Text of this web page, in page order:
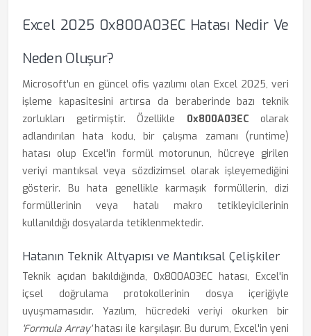
Excel 2025 0x800A03EC Hatası Nedir Ve
Neden Oluşur?
Microsoft'un en güncel ofis yazılımı olan Excel 2025, veri
işleme kapasitesini artırsa da beraberinde bazı teknik
zorlukları getirmiştir. Özellikle 0x800A03EC olarak
adlandırılan hata kodu, bir çalışma zamanı (runtime)
hatası olup Excel'in formül motorunun, hücreye girilen
veriyi mantıksal veya sözdizimsel olarak işleyemediğini
gösterir. Bu hata genellikle karmaşık formüllerin, dizi
formüllerinin veya hatalı makro tetikleyicilerinin
kullanıldığı dosyalarda tetiklenmektedir.
Hatanın Teknik Altyapısı ve Mantıksal Çelişkiler
Teknik açıdan bakıldığında, 0x800A03EC hatası, Excel'in
içsel doğrulama protokollerinin dosya içeriğiyle
uyuşmamasıdır. Yazılım, hücredeki veriyi okurken bir
'Formula Array'hatası ile karşılaşır. Bu durum, Excel'in yeni